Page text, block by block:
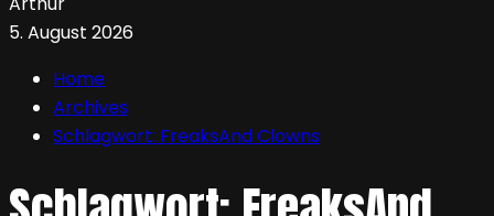
5. August 2026
Home
Archives
Schlagwort: FreaksAnd Clowns